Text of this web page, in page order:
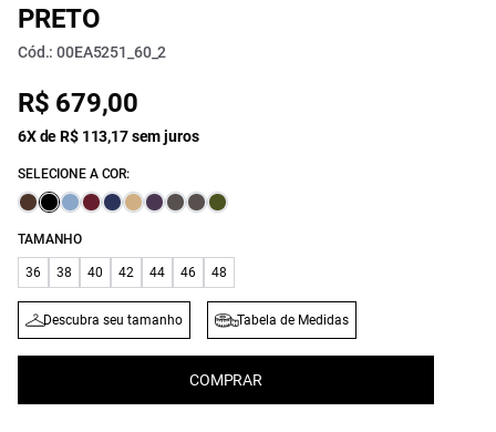
PRETO
Cód.: 00EA5251_60_2
R$ 679,00
6X de R$ 113,17 sem juros
SELECIONE A COR:
TAMANHO
36 38 40 42 44 46 48
Descubra seu tamanho Tabela de Medidas
COMPRAR